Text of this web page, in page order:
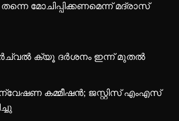
മോചിപ്പിക്കണമെന്ന് മദ്രാസ്
ക്യൂ ദര്‍ശനം ഇന്ന് മുതല്‍
കമ്മീഷന്‍; ജസ്റ്റിസ് എംഎസ്